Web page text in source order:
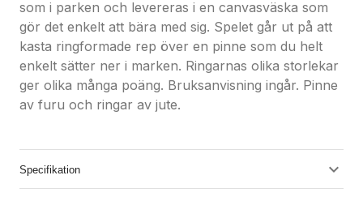
som i parken och levereras i en canvasväska som
gör det enkelt att bära med sig. Spelet går ut på att
kasta ringformade rep över en pinne som du helt
enkelt sätter ner i marken. Ringarnas olika storlekar
ger olika många poäng. Bruksanvisning ingår. Pinne
av furu och ringar av jute.
Specifikation